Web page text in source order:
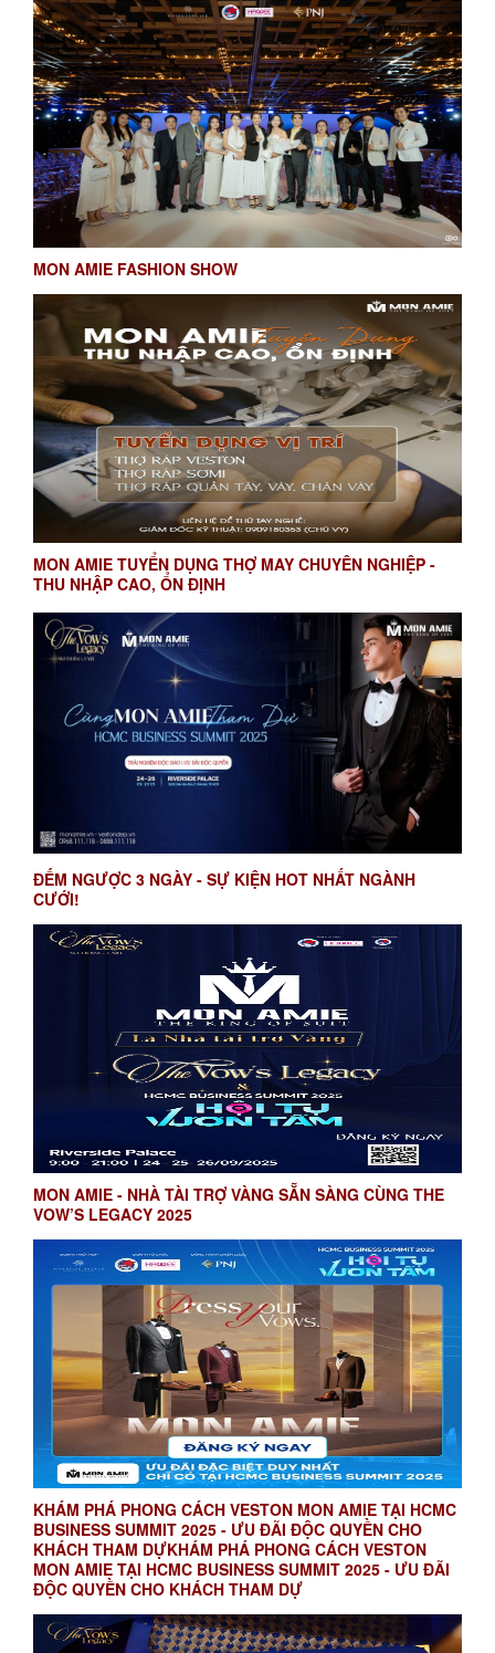
MON AMIE FASHION SHOW
MON AMIE TUYỂN DỤNG THỢ MAY CHUYÊN NGHIỆP -
THU NHẬP CAO, ỔN ĐỊNH
ĐẾM NGƯỢC 3 NGÀY - SỰ KIỆN HOT NHẤT NGÀNH
CƯỚI!
MON AMIE - NHÀ TÀI TRỢ VÀNG SẴN SÀNG CÙNG THE
VOW’S LEGACY 2025
KHÁM PHÁ PHONG CÁCH VESTON MON AMIE TẠI HCMC
BUSINESS SUMMIT 2025 - ƯU ĐÃI ĐỘC QUYỀN CHO
KHÁCH THAM DỰKHÁM PHÁ PHONG CÁCH VESTON
MON AMIE TẠI HCMC BUSINESS SUMMIT 2025 - ƯU ĐÃI
ĐỘC QUYỀN CHO KHÁCH THAM DỰ